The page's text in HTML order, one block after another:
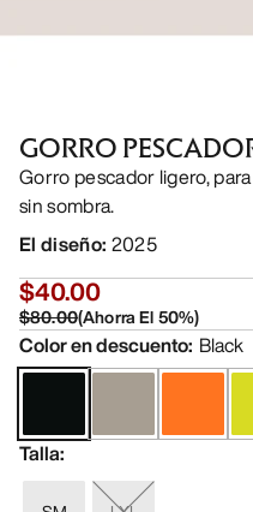
GORRO
Gorro pescador ligero,
sin sombra.
El diseño: 2025
$40.00
$80.00(Ahorra El50%)
Color en descuento: Black
Talla: